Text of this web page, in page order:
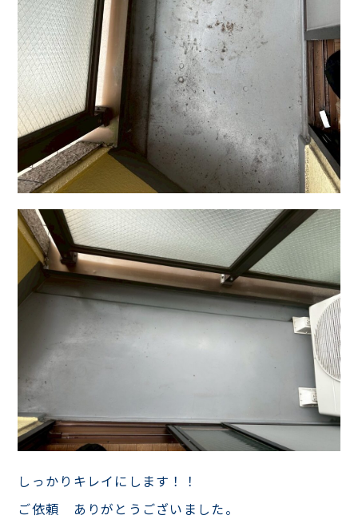
しっかりキレイにします！！
ご依頼 ありがとうございました。